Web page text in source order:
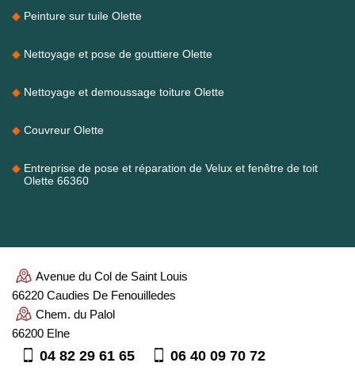
Peinture sur tuile Olette
Nettoyage et pose de gouttiere Olette
Nettoyage et demoussage toiture Olette
Couvreur Olette
Entreprise de pose et réparation de Velux et fenêtre de toit
Olette 66360
Avenue du Col de Saint Louis
66220 Caudies De Fenouilledes
Chem. du Palol
66200 Elne
04 82 29 61 65 06 40 09 70 72